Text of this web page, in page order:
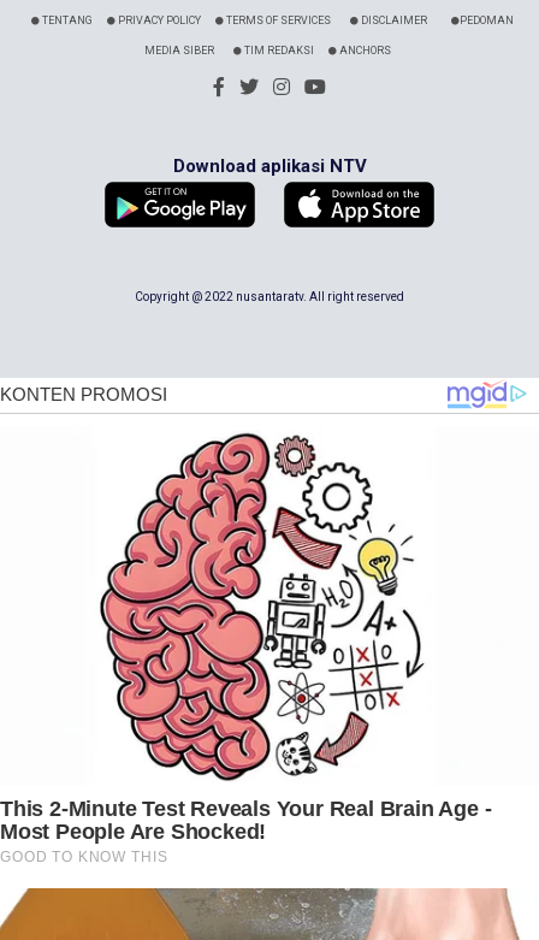
TENTANG PRIVACY POLICY TERMS OF SERVICES DISCLAIMER PEDOMAN
MEDIA SIBER TIM REDAKSI ANCHORS
Download aplikasi NTV
Copyright @ 2022 nusantaratv. All right reserved